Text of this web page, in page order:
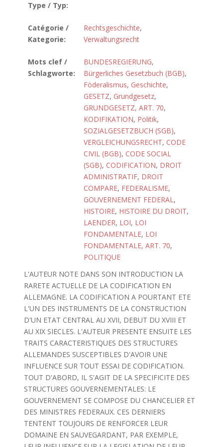
Type / Typ:
Catégorie /
Kategorie:
Rechtsgeschichte,
Verwaltungsrecht
Mots clef /
Schlagworte:
BUNDESREGIERUNG,
Bürgerliches Gesetzbuch (BGB),
Föderalismus, Geschichte,
GESETZ, Grundgesetz,
GRUNDGESETZ, ART. 70,
KODIFIKATION, Politik,
SOZIALGESETZBUCH (SGB),
VERGLEICHUNGSRECHT, CODE
CIVIL (BGB), CODE SOCIAL
(SGB), CODIFICATION, DROIT
ADMINISTRATIF, DROIT
COMPARE, FEDERALISME,
GOUVERNEMENT FEDERAL,
HISTOIRE, HISTOIRE DU DROIT,
LAENDER, LOI, LOI
FONDAMENTALE, LOI
FONDAMENTALE, ART. 70,
POLITIQUE
L'AUTEUR NOTE DANS SON INTRODUCTION LA
RARETE ACTUELLE DE LA CODIFICATION EN
ALLEMAGNE. LA CODIFICATION A POURTANT ETE
L'UN DES INSTRUMENTS DE LA CONSTRUCTION
D'UN ETAT CENTRAL AU XVII, DEBUT DU XVIII ET
AU XIX SIECLES. L'AUTEUR PRESENTE ENSUITE LES
TRAITS CARACTERISTIQUES DES STRUCTURES
ALLEMANDES SUSCEPTIBLES D'AVOIR UNE
INFLUENCE SUR TOUT ESSAI DE CODIFICATION.
TOUT D'ABORD, IL S'AGIT DE LA SPECIFICITE DES
STRUCTURES GOUVERNEMENTALES: LE
GOUVERNEMENT SE COMPOSE DU CHANCELIER ET
DES MINISTRES FEDERAUX. CES DERNIERS
TENTENT TOUJOURS DE RENFORCER LEUR
DOMAINE EN SAUVEGARDANT, PAR EXEMPLE,